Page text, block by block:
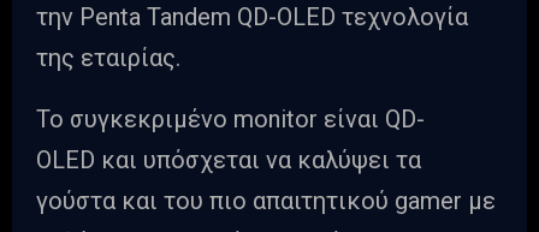
την Penta Tandem QD-OLED τεχνολογία
της εταιρίας.
Το συγκεκριμένο monitor είναι QD-
OLED και υπόσχεται να καλύψει τα
γούστα και του πιο απαιτητικού gamer με